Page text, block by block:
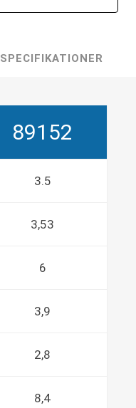
SPECIFIKATIONER
89152
3.5
3,53
6
3,9
2,8
8,4